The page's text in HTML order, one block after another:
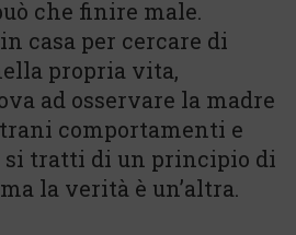
che finire male.
casa per cercare di
propria vita,
ad osservare la madre
comportamenti e
si tratti di un principio di
la verità è un’altra.